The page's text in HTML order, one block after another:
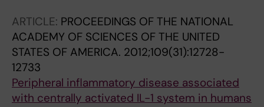
ARTICLE: PROCEEDINGS OF THE NATIONAL
ACADEMY OF SCIENCES OF THE UNITED
STATES OF AMERICA. 2012;109(31):12728-
12733
Peripheral inflammatory disease associated
with centrally activated IL-1 system in humans